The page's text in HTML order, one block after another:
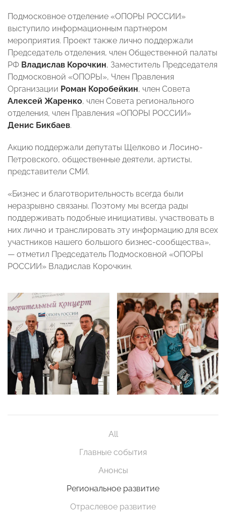
Подмосковное отделение «ОПОРЫ РОССИИ»
выступило информационным партнером
мероприятия. Проект также лично поддержали
Председатель отделения, член Общественной палаты
РФ Владислав Корочкин, Заместитель Председателя
Подмосковной «ОПОРЫ», Член Правления
Организации Роман Коробейкин, член Совета
Алексей Жаренко, член Совета регионального
отделения, член Правления «ОПОРЫ РОССИИ»
Денис Бикбаев.
Акцию поддержали депутаты Щелково и Лосино-
Петровского, общественные деятели, артисты,
представители СМИ.
«Бизнес и благотворительность всегда были
неразрывно связаны. Поэтому мы всегда рады
поддерживать подобные инициативы, участвовать в
них лично и транслировать эту информацию для всех
участников нашего большого бизнес-сообщества»,
— отметил Председатель Подмосковной «ОПОРЫ
РОССИИ» Владислав Корочкин.
All
Главные события
Анонсы
Региональное развитие
Отраслевое развитие